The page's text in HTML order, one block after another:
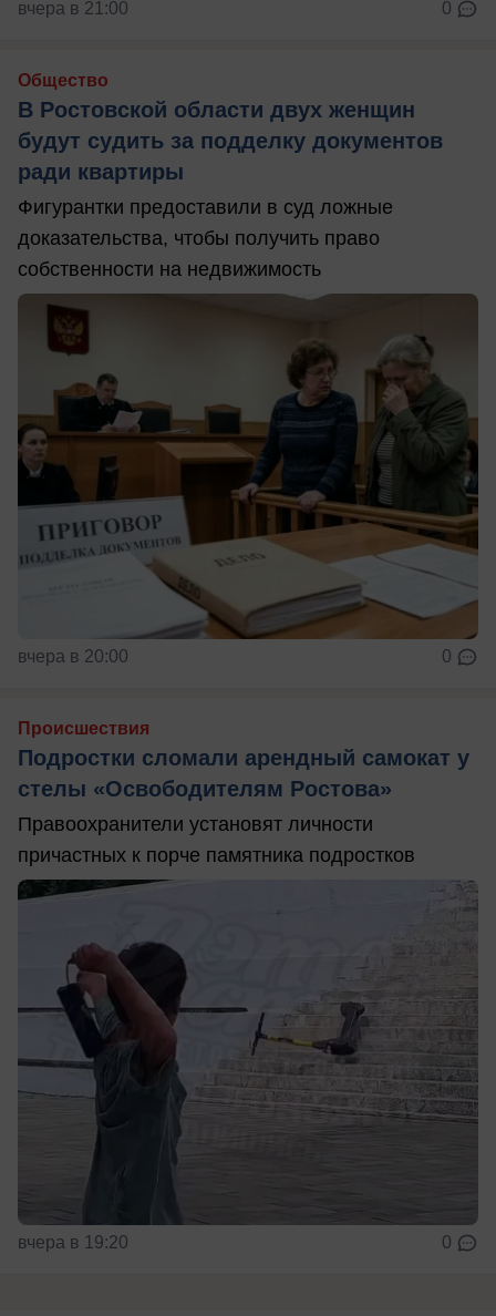
вчера в 21:00 0
Общество
В Ростовской области двух женщин
будут судить за подделку документов
ради квартиры
Фигурантки предоставили в суд ложные
доказательства, чтобы получить право
собственности на недвижимость
вчера в 20:00 0
Происшествия
Подростки сломали арендный самокат у
стелы «Освободителям Ростова»
Правоохранители установят личности
причастных к порче памятника подростков
вчера в 19:20 0